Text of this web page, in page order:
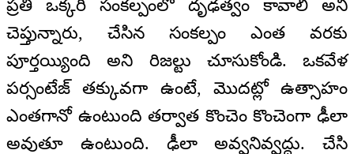
ప్రతి ఒక్కరి సంకల్పంలో దృఢత్వం కావాలి అని
చెప్తున్నారు, చేసిన సంకల్పం ఎంత వరకు
పూర్తయ్యింది అని రిజల్టు చూసుకోండి. ఒకవేళ
పర్సంటేజ్ తక్కువగా ఉంటే, మొదట్లో ఉత్సాహం
ఎంతగానో ఉంటుంది తర్వాత కొంచెం కొంచెంగా ఢీలా
అవుతూ ఉంటుంది. ఢీలా అవ్వనివ్వద్దు. చేసి